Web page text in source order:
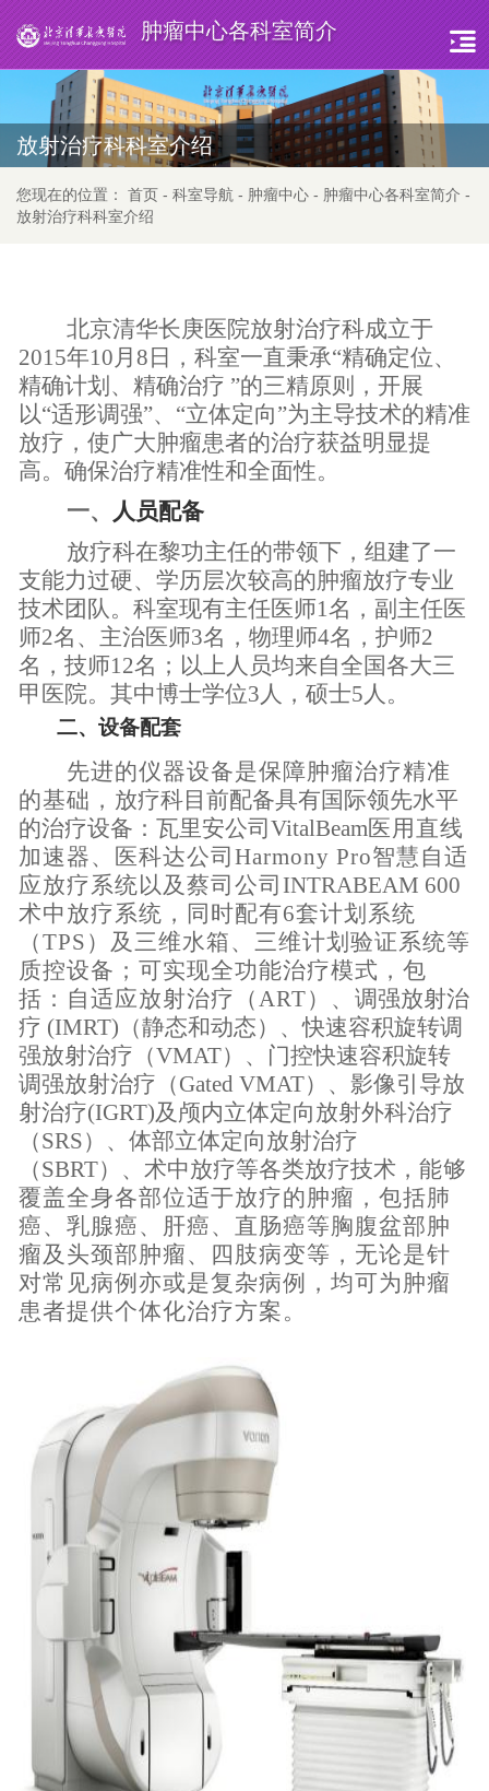
肿瘤中心各科室简介
放射治疗科科室介绍
您现在的位置： 首页 - 科室导航 - 肿瘤中心 - 肿瘤中心各科室简介 -
放射治疗科科室介绍
北京清华长庚医院放射治疗科成立于
2015年10月8日，科室一直秉承“精确定位、
精确计划、精确治疗 ”的三精原则，开展
以“适形调强”、 “立体定向”为主导技术的精准
放疗 ， 使广大肿瘤患者的治疗获益明显提
高。 确保治疗精准性和全面性。
一、
人员配备
放疗科在黎功主任的带领下，组建了一
支能力过硬、 学历层次较高的肿瘤放疗专业
技术团队。科室现有主任医师1名，副主任医
师2名、主治医师3名，物理师4名，护师2
名，技师12名；以上人员均来自全国各大三
甲医院。其中博士学位3人，硕士5 人。
二、 设备配套
先进的仪器设备是保障肿瘤治疗精准
的基础， 放疗科目前配备具有国际领先水平
的治疗设备 ： 瓦里安公司 VitalBeam医用 直线
加速器、 医科达公司 Harmony Pro智慧 自适
应放疗系统以及 蔡司 公司 INTRABEAM 600
术中放疗系统 ， 同时配有6套计划 系统
（TPS ） 及 三维水箱、 三维计划验证系统等
质控设备 ； 可实现全功能治疗模式， 包
括 ： 自适应放射治疗 （ ART） 、 调强放射治
疗 (IMRT)（静态和动态）、快速容积旋转调
强放射治疗（VMAT）、门控快速容积旋转
调强放射治疗（Gated VMAT）、影像引导放
射治疗(IGRT)及颅内立体定向放射外科治疗
（SRS）、体部立体定向放射治疗
（SBRT） 、 术中放疗等各类放疗技术， 能够
覆盖全身各部位适于放疗的肿瘤， 包括肺
癌、乳腺癌、 肝癌、 直肠癌等胸腹盆部肿
瘤及 头颈部肿瘤、 四肢病变等 ，无论是针
对常见病例亦或是复杂病例，均可为肿瘤
患者提供个体化治疗方案。